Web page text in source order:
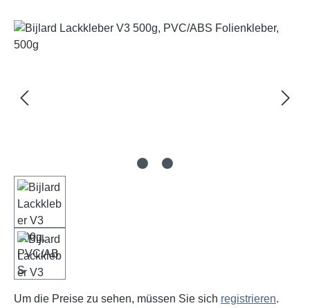
Bildergalerie überspringen
Um die Preise zu sehen, müssen Sie sich registrieren.